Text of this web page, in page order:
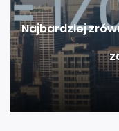
Najbardziej